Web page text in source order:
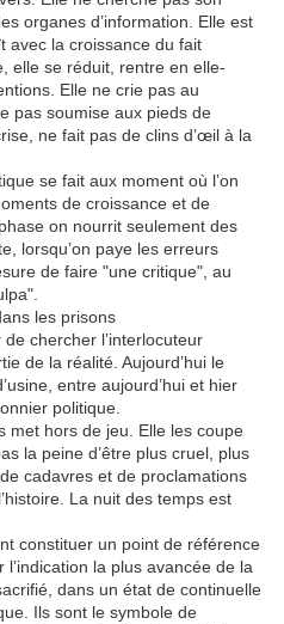
organes d’information. Elle est
avec la croissance du fait
elle se réduit, rentre en elle-
Elle ne crie pas au
pas soumise aux pieds de
ne fait pas de clins d’œil à la
se fait aux moment où l’on
de croissance et de
on nourrit seulement des
lorsqu’on paye les erreurs
de faire "une critique", au
les prisons
chercher l’interlocuteur
de la réalité. Aujourd’hui le
entre aujourd’hui et hier
politique.
met hors de jeu. Elle les coupe
la peine d’être plus cruel, plus
cadavres et de proclamations
La nuit des temps est
constituer un point de référence
la plus avancée de la
dans un état de continuelle
Ils sont le symbole de